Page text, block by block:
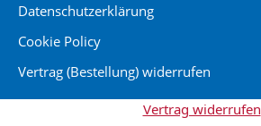
Datenschutzerklärung
Cookie Policy
Vertrag (Bestellung) widerrufen
Vertrag widerrufen